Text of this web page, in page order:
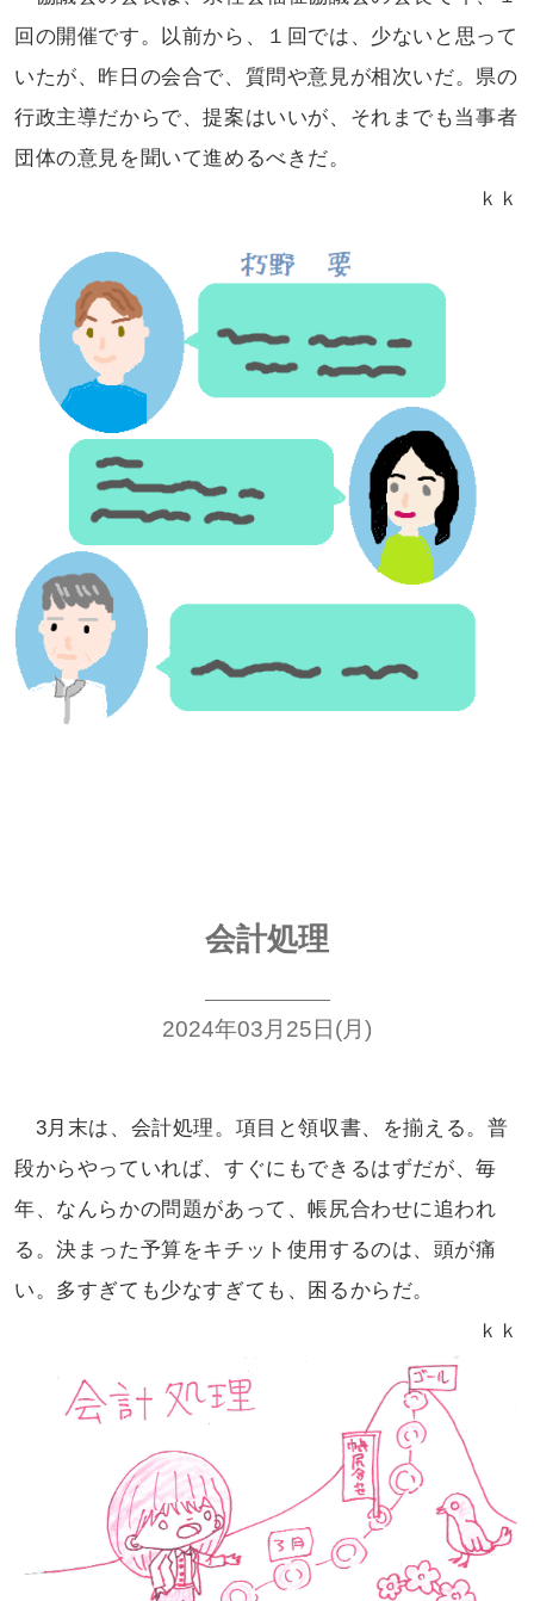
回の開催です。以前から、１回では、 少ないと思って
いたが、昨日の会合で、質問や意見が相次いだ。県の
行政主導だからで、提案はいいが、それまでも当事者
団体の意見を 聞いて進めるべきだ。
ｋｋ
会計処理
2024年03月25日(月)
3月末は、会計処理。項目と領収書、
を揃える。普
段からやっていれば、すぐにもできるはずだが、毎
年、なんらかの問題があって、帳尻合わせに追われ
る。決まった予算をキチット使用するのは、頭が痛
い。多すぎても少なすぎても、困るからだ。
ｋｋ